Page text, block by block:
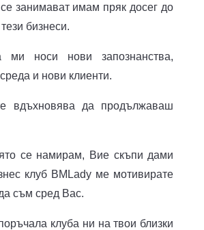
занимават имам пряк досег до
бизнеси.
ми носи нови запознанства,
и нови клиенти.
да продължаваш
се намирам, Вие скъпи дами
клуб BMLady ме мотивирате
съм сред Вас.
клуба ни на твои близки